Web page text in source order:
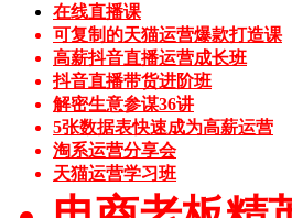
在线直播课
可复制的天猫运营爆款打造课
高薪抖音直播运营成长班
抖音直播带货进阶班
解密生意参谋36讲
5张数据表快速成为高薪运营
淘系运营分享会
天猫运营学习班